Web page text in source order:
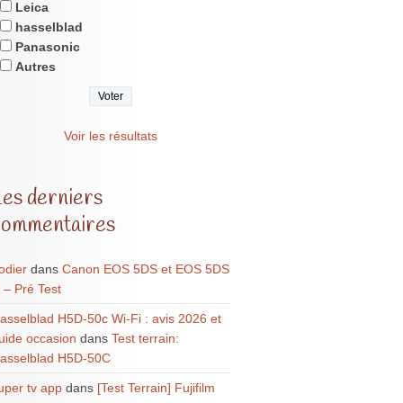
Leica
hasselblad
Panasonic
Autres
Voir les résultats
derniers
dans Canon EOS 5DS et EOS 5DS
– Pré Test
H5D-50c Wi-Fi : avis 2026 et
occasion dans Test terrain:
H5D-50C
tv appdans [Test Terrain] Fujifilm